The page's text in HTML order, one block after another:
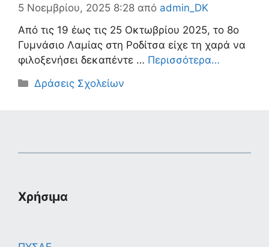
5 Νοεμβρίου, 2025 8:28 από admin_DK
Από τις 19 έως τις 25 Οκτωβρίου 2025, το 8ο
Γυμνάσιο Λαμίας στη Ροδίτσα είχε τη χαρά να
φιλοξενήσει δεκαπέντε … Περισσότερα…
Κατηγορίες
Δράσεις Σχολείων
Χρήσιμα